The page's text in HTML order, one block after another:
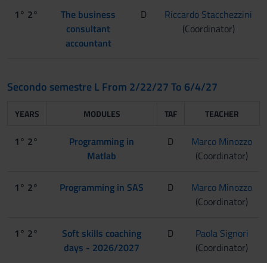
1° 2°
The business
consultant
accountant
D
Riccardo Stacchezzini
(Coordinator)
Secondo semestre L From 2/22/27 To 6/4/27
YEARS MODULES TAF TEACHER
1° 2°
Programming in
Matlab
D
Marco Minozzo
(Coordinator)
1° 2° Programming in SAS D
Marco Minozzo
(Coordinator)
1° 2°
Soft skills coaching
days - 2026/2027
D
Paola Signori
(Coordinator)